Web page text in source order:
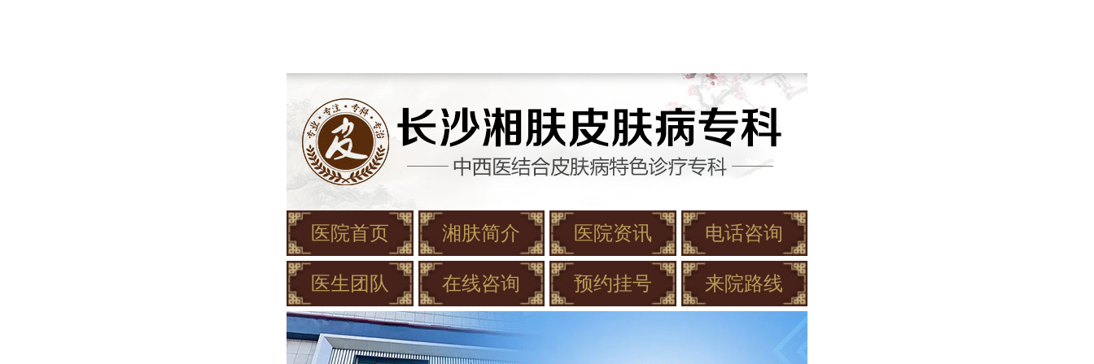
医院首页 湘肤简介 医院资讯 电话咨询
医生团队 在线咨询 预约挂号 来院路线